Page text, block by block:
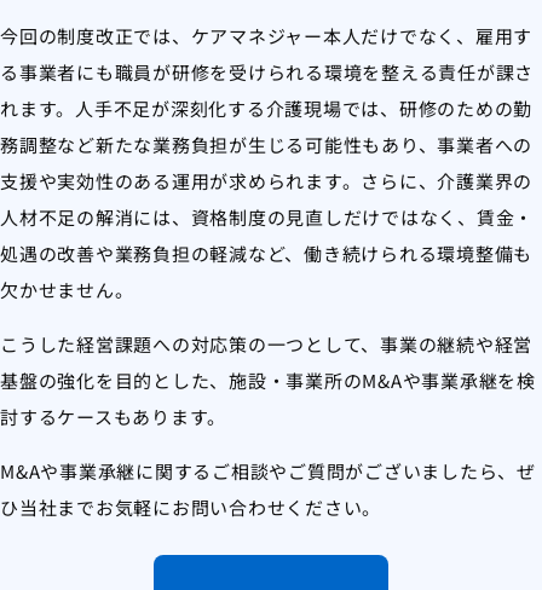
今回の制度改正では、ケアマネジャー本人だけでなく、雇用す
る事業者にも職員が研修を受けられる環境を整える責任が課さ
れます。人手不足が深刻化する介護現場では、研修のための勤
務調整など新たな業務負担が生じる可能性もあり、事業者への
支援や実効性のある運用が求められます。さらに、介護業界の
人材不足の解消には、資格制度の見直しだけではなく、賃金・
処遇の改善や業務負担の軽減など、働き続けられる環境整備も
欠かせません。
こうした経営課題への対応策の一つとして、事業の継続や経営
基盤の強化を目的とした、施設・事業所のM&Aや事業承継を検
討するケースもあります。
M&Aや事業承継に関するご相談やご質問がございましたら、ぜ
ひ当社までお気軽にお問い合わせください。